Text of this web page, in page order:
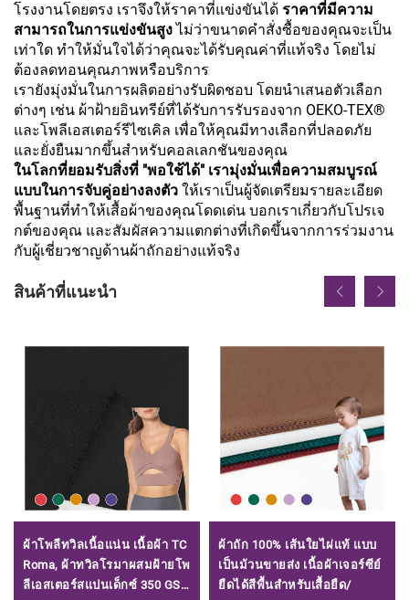
โรงงานโดยตรง เราจึงให้ราคาที่แข่งขันได้ ราคาที่มีความ
สามารถในการแข่งขันสูงไม่ว่าขนาดคำสั่งซื้อของคุณจะเป็น
เท่าใด ทำให้มั่นใจได้ว่าคุณจะได้รับคุณค่าที่แท้จริง โดยไม่
ต้องลดทอนคุณภาพหรือบริการ
เรายังมุ่งมั่นในการผลิตอย่างรับผิดชอบ โดยนำเสนอตัวเลือก
ต่างๆ เช่น ผ้าฝ้ายอินทรีย์ที่ได้รับการรับรองจาก OEKO-TEX®
และโพลีเอสเตอร์รีไซเคิล เพื่อให้คุณมีทางเลือกที่ปลอดภัย
และยั่งยืนมากขึ้นสำหรับคอลเลกชันของคุณ
ในโลกที่ยอมรับสิ่งที่ "พอใช้ได้" เรามุ่งมั่นเพื่อความสมบูรณ์
แบบในการจับคู่อย่างลงตัว ให้เราเป็นผู้จัดเตรียมรายละเอียด
พื้นฐานที่ทำให้เสื้อผ้าของคุณโดดเด่น บอกเราเกี่ยวกับโปรเจ
กต์ของคุณ และสัมผัสความแตกต่างที่เกิดขึ้นจากการร่วมงาน
กับผู้เชี่ยวชาญด้านผ้าถักอย่างแท้จริง
สินค้าที่แนะนำ
ผ้าโพลีทวิลเนื้อแน่น เนื้อผ้า TC
Roma, ผ้าทวิลโรมาผสมฝ้ายโพ
ลีเอสเตอร์สแปนเด็กซ์ 350 GSM
ผ้าถัก 100% เส้นใยไผ่แท้ แบบ
เป็นม้วนขายส่ง เนื้อผ้าเจอร์ซีย์
ยืดได้สีพื้นสำหรับเสื้อยืด/